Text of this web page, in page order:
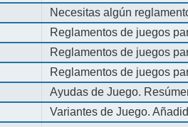
Necesitas algún
Reglamentos de juegos
Reglamentos de juegos
Reglamentos de juegos
Ayudas de Juego.
Variantes de Juego.